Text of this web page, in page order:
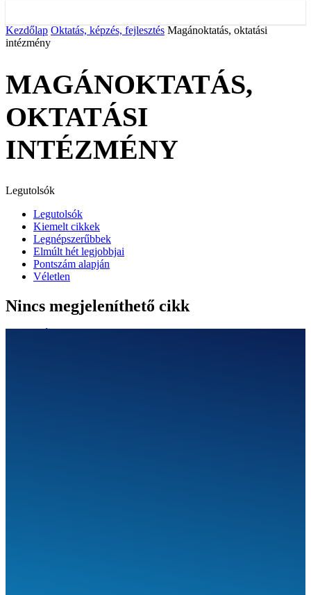
Kezdőlap Oktatás, képzés, fejlesztés Magánoktatás, oktatási
intézmény
MAGÁNOKTATÁS,
OKTATÁSI
INTÉZMÉNY
Legutolsók
Legutolsók
Kiemelt cikkek
Legnépszerűbbek
Elmúlt hét legjobbjai
Pontszám alapján
Véletlen
Nincs megjeleníthető cikk